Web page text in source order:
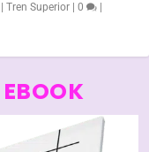
|Tren Superior |0